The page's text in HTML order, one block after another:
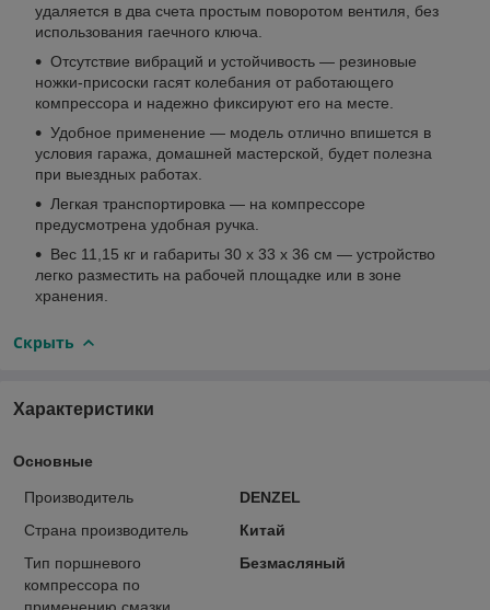
удаляется в два счета простым поворотом вентиля, без
использования гаечного ключа.
Отсутствие вибраций и устойчивость — резиновые
ножки-присоски гасят колебания от работающего
компрессора и надежно фиксируют его на месте.
Удобное применение — модель отлично впишется в
условия гаража, домашней мастерской, будет полезна
при выездных работах.
Легкая транспортировка — на компрессоре
предусмотрена удобная ручка.
Вес 11,15 кг и габариты 30 х 33 х 36 см — устройство
легко разместить на рабочей площадке или в зоне
хранения.
Скрыть
Характеристики
Основные
Производитель
DENZEL
Страна производитель
Китай
Тип поршневого
компрессора по
применению смазки
Безмасляный